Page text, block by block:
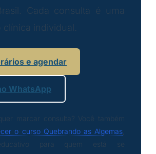
Cada consulta é uma
clínica individual.
e agendar
WhatsApp
marcar consulta? Você também
o curso Quebrando as Algemas
para quem está se